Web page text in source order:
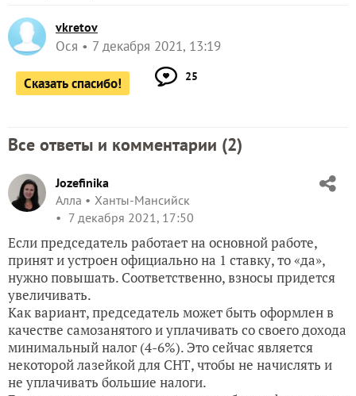
vkretov
Ося 7 декабря 2021, 13:19
Сказать спасибо! 25
Все ответы и комментарии (2)
Jozefinika
Алла
Ханты-Мансийск
7 декабря 2021, 17:50
Если председатель работает на основной работе,
принят и устроен официально на 1 ставку, то «да»,
нужно повышать. Соответственно, взносы придется
увеличивать.
Как вариант, председатель может быть оформлен в
качестве самозанятого и уплачивать со своего дохода
минимальный налог (4-6%). Это сейчас является
некоторой лазейкой для СНТ, чтобы не начислять и
не уплачивать большие налоги.